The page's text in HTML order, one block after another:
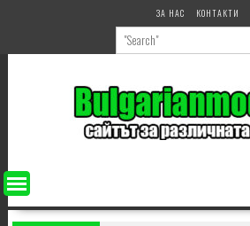
ЗА НАС КОНТАКТИ